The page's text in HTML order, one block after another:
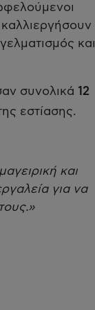
και
συνολικά 12
εστίασης.
και
για να